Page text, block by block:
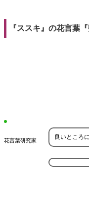
『ススキ』の花言葉
花言葉研究家 良いところ